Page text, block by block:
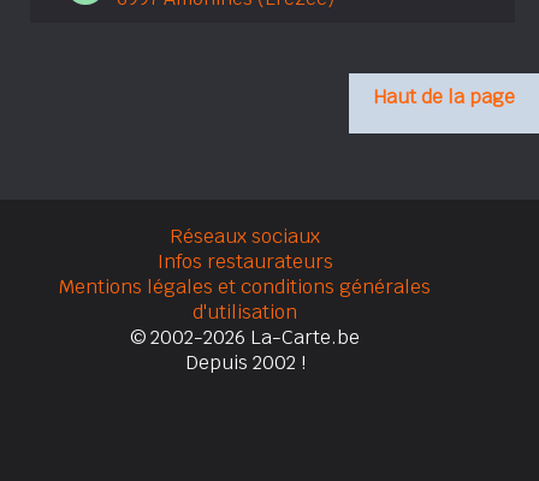
Haut de la page
Réseaux sociaux
Infos restaurateurs
Mentions légales et conditions générales
d'utilisation
© 2002-2026 La-Carte.be
Depuis 2002 !